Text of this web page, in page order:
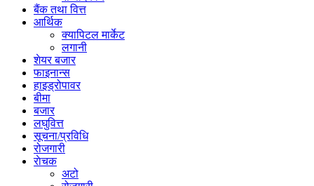
बैंक तथा वित्त
आर्थिक
क्यापिटल मार्केट
लगानी
शेयर बजार
फाइनान्स
हाइड्रोपावर
बीमा
बजार
लघुवित्त
सूचना/प्रविधि
रोजगारी
राेचक
अटो